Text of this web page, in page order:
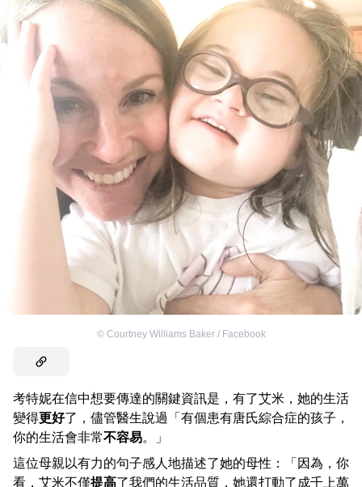
© Courtney Williams Baker / Facebook
考特妮在信中想要傳達的關鍵資訊是，有了艾米，她的生活
變得更好了，儘管醫生說過「有個患有唐氏綜合症的孩子，
你的生活會非常不容易。」
這位母親以有力的句子感人地描述了她的母性：「因為，你
看，艾米不僅提高了我們的生活品質，她還打動了成千上萬